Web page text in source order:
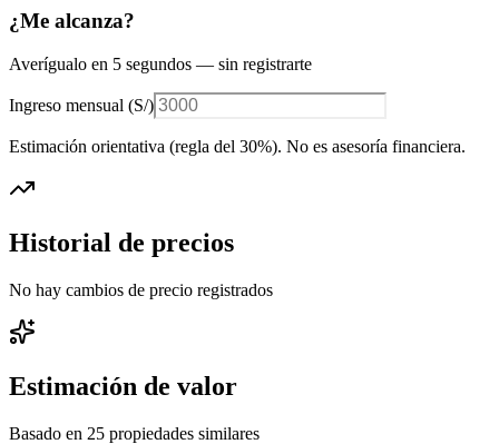
¿Me alcanza?
Averígualo en 5 segundos — sin registrarte
Ingreso mensual (S/)
Estimación orientativa (regla del 30%). No es asesoría financiera.
Historial de precios
No hay cambios de precio registrados
Estimación de valor
Basado en 25 propiedades similares